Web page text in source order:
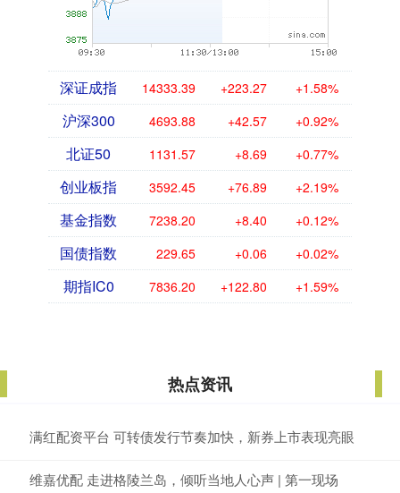
深证成指 14333.39 +223.27 +1.58%
沪深300 4693.88 +42.57 +0.92%
北证50 1131.57 +8.69 +0.77%
创业板指 3592.45 +76.89 +2.19%
基金指数 7238.20 +8.40 +0.12%
国债指数 229.65 +0.06 +0.02%
期指IC0 7836.20 +122.80 +1.59%
热点资讯
满红配资平台 可转债发行节奏加快，新券上市表现亮眼
维嘉优配 走进格陵兰岛，倾听当地人心声 | 第一现场